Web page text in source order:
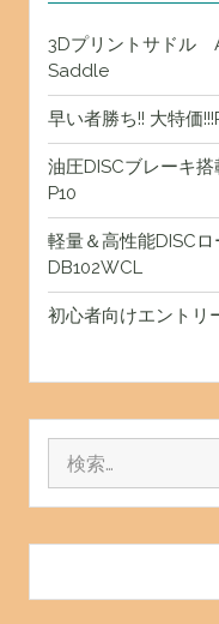
3Dプリントサドル
Saddle
早い者勝ち!! 大特価
油圧DISCブレーキ
P10
軽量＆高性能DISC
DB102WCL
初心者向けエント